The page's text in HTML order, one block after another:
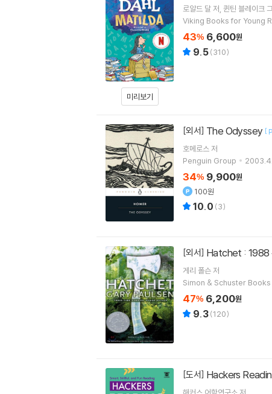
미리보기
로알드 달저 퀸틴 블레이크
Viking Books for Young
43% 6,600원
9.5(310)
[외서] The Odyssey [
호메로스 저
Penguin Group
34% 9,900원
100원
10.0 (3)
[외서] Hatchet : 1988
게리 폴슨저
Simon & Schuster
47% 6,200원
9.3(120)
[도서] Hackers